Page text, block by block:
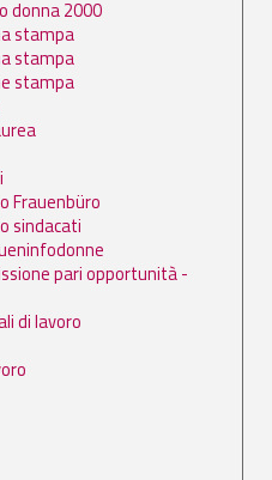
donna 2000
stampa
stampa
stampa
Frauenbüro
sindacati
pari opportunità -
di lavoro